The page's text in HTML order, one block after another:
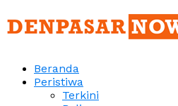
Beranda
Peristiwa
Terkini